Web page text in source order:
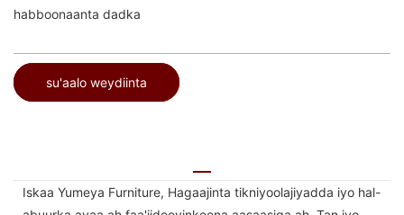
habboonaanta dadka
su'aalo weydiinta
Iskaa Yumeya Furniture, Hagaajinta tikniyoolajiyadda iyo hal-